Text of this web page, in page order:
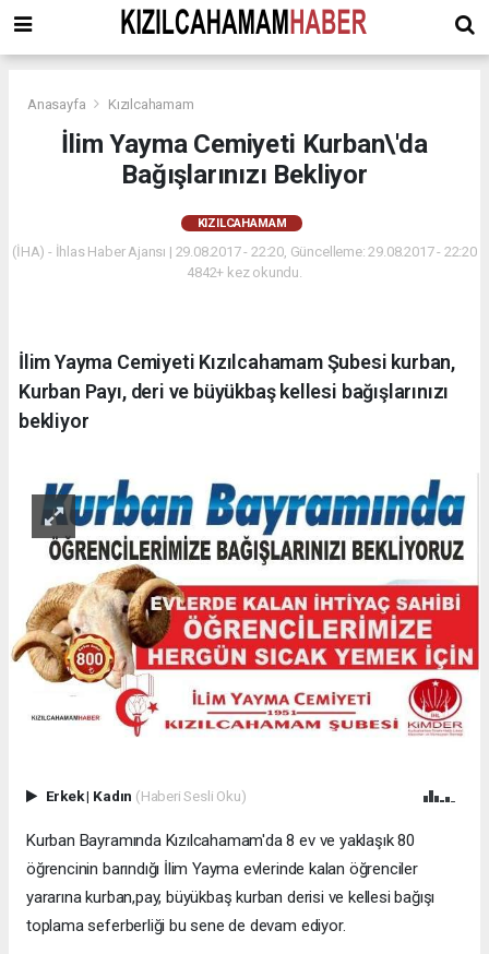
Anasayfa Kızılcahamam
İlim Yayma Cemiyeti Kurban\'da
Bağışlarınızı Bekliyor
KIZILCAHAMAM
(İHA) - İhlas Haber Ajansı | 29.08.2017 - 22:20, Güncelleme: 29.08.2017 - 22:20
4842+ kez okundu.
İlim Yayma Cemiyeti Kızılcahamam Şubesi kurban,
Kurban Payı, deri ve büyükbaş kellesi bağışlarınızı
bekliyor
Erkek| Kadın (Haberi Sesli Oku)
Kurban Bayramında Kızılcahamam'da 8 ev ve yaklaşık 80
öğrencinin barındığı İlim Yayma evlerinde kalan öğrenciler
yararına kurban,pay, büyükbaş kurban derisi ve kellesi bağışı
toplama seferberliği bu sene de devam ediyor.